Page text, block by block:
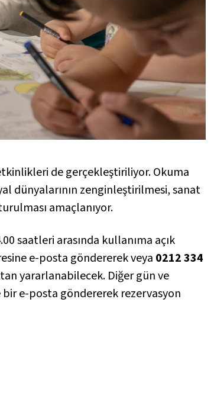
de gerçekleştiriliyor. Okuma
dünyalarının zenginleştirilmesi, sanat
amaçlanıyor.
saatleri arasında kullanıma açık
e-posta göndererek veya 0212 334
yararlanabilecek. Diğer gün ve
bir e-posta göndererek rezervasyon